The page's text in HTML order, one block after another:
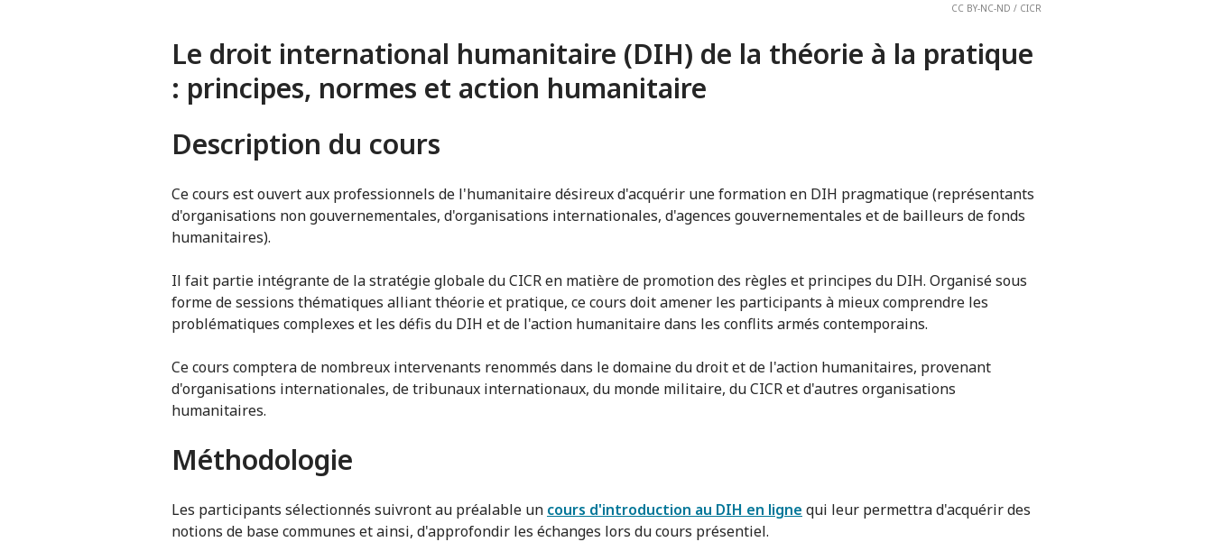
CC BY-NC-ND / CICR
Le droit international humanitaire (DIH) de la théorie à la pratique
: principes, normes et action humanitaire
Description du cours
Ce cours est ouvert aux professionnels de l'humanitaire désireux d'acquérir une formation en DIH pragmatique (représentants
d'organisations non gouvernementales, d'organisations internationales, d'agences gouvernementales et de bailleurs de fonds
humanitaires).
Il fait partie intégrante de la stratégie globale du CICR en matière de promotion des règles et principes du DIH. Organisé sous
forme de sessions thématiques alliant théorie et pratique, ce cours doit amener les participants à mieux comprendre les
problématiques complexes et les défis du DIH et de l'action humanitaire dans les conflits armés contemporains.
Ce cours comptera de nombreux intervenants renommés dans le domaine du droit et de l'action humanitaires, provenant
d'organisations internationales, de tribunaux internationaux, du monde militaire, du CICR et d'autres organisations
humanitaires.
Méthodologie
Les participants sélectionnés suivront au préalable un cours d'introduction au DIH en ligne qui leur permettra d'acquérir des
notions de base communes et ainsi, d'approfondir les échanges lors du cours présentiel.